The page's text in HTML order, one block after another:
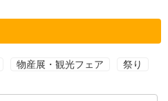
物産展・観光フェア 祭り